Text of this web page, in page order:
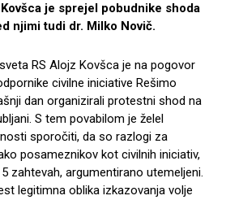
je sprejel pobudnike shoda
njimi tudi dr. Milko Novič.
RS Alojz Kovšca je na pogovor
civilne iniciative Rešimo
dan organizirali protestni shod na
S tem povabilom je želel
sporočiti, da so razlogi za
posameznikov kot civilnih iniciativ,
zahtevah, argumentirano utemeljeni.
legitimna oblika izkazovanja volje